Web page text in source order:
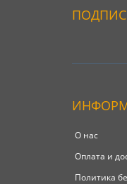
О нас
Оплата и
Политика